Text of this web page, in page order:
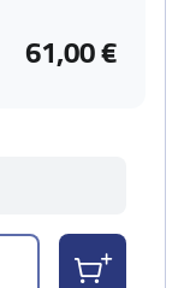
61,00 €